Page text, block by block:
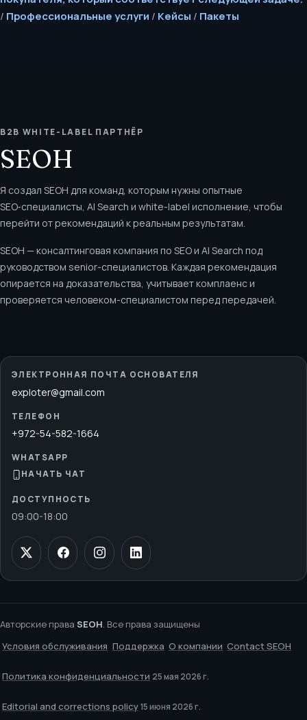
/ Профессиональные услуги / Кейсы / Пакеты
B2B WHITE-LABEL ПАРТНЁР
SEOH
Я создал SEOH для команд, которым нужны опытные
SEO‑специалисты, AI Search и white-label исполнение, чтобы
перейти от рекомендаций к реальным результатам.
SEOH — консалтинговая компания по SEO и AI Search под
руководством senior-специалистов. Каждая рекомендация
опирается на доказательства, учитывает комплаенс и
проверяется человеком-специалистом перед передачей.
ЭЛЕКТРОННАЯ ПОЧТА ОСНОВАТЕЛЯ
exploter@gmail.com
ТЕЛЕФОН
+972-54-582-1664
WHATSAPP
НАЧАТЬ ЧАТ
ДОСТУПНОСТЬ
09:00-18:00
Авторские права SEOH . Все права защищены
Условия обслуживания Поддержка О компании Contact SEOH
Политика конфиденциальности 25 мая 2026 г.
Editorial and corrections policy 15 июня 2026 г.